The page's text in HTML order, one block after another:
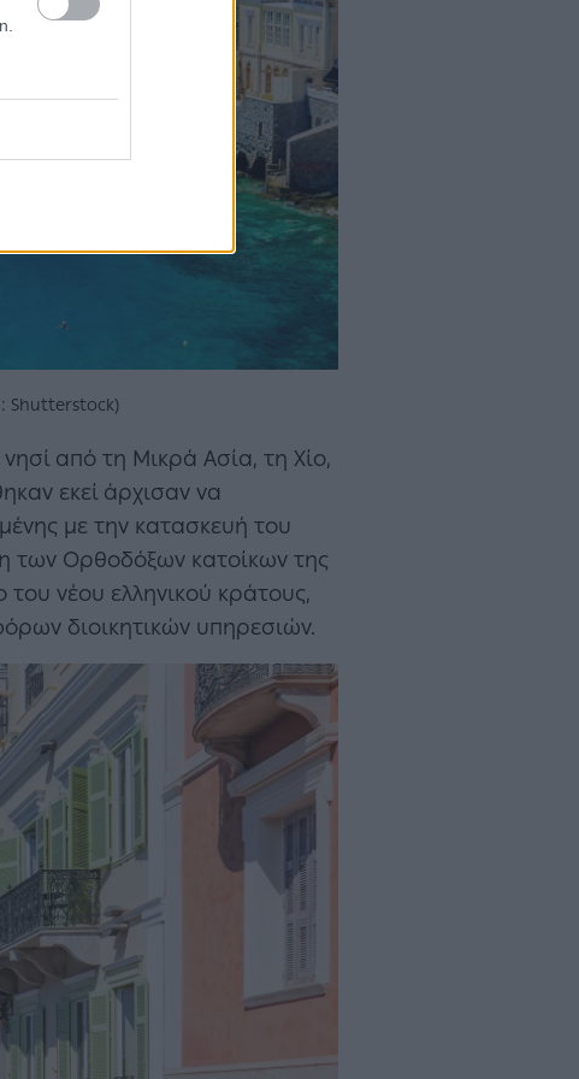
Shutterstock)
από τη Μικρά Ασία, τη Χίο,
εκεί άρχισαν να
με την κατασκευή του
των Ορθοδόξων κατοίκων της
του νέου ελληνικού κράτους,
διοικητικών υπηρεσιών.